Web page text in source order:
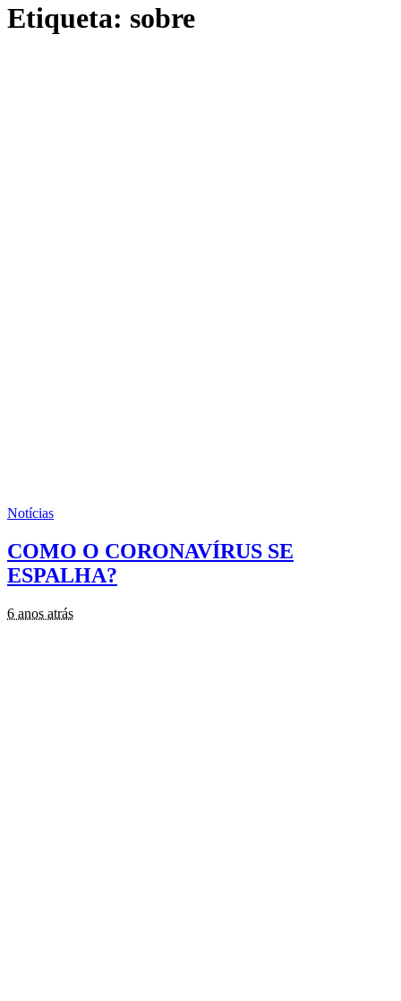
Etiqueta: sobre
Notícias
COMO O CORONAVÍRUS SE
ESPALHA?
6 anos atrás